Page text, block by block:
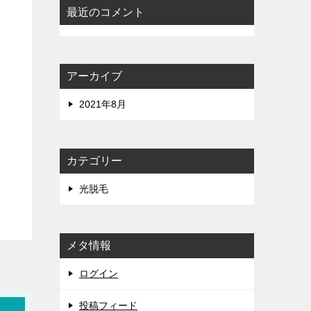
最近のコメント
アーカイブ
2021年8月
カテゴリー
光脱毛
メタ情報
ログイン
投稿フィード